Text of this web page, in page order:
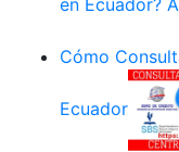
en Ecuador?
Cómo
Ecuador